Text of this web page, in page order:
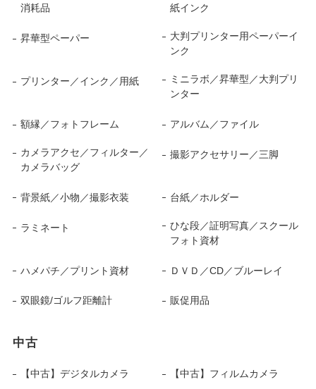
消耗品
紙インク
昇華型ペーパー
大判プリンター用ペーパーイ
ンク
プリンター／インク／用紙
ミニラボ／昇華型／大判プリ
ンター
額縁／フォトフレーム アルバム／ファイル
カメラアクセ／フィルター／
カメラバッグ
撮影アクセサリー／三脚
背景紙／小物／撮影衣装 台紙／ホルダー
ラミネート
ひな段／証明写真／スクール
フォト資材
ハメパチ／プリント資材 ＤＶＤ／CD／ブルーレイ
双眼鏡/ゴルフ距離計 販促用品
中古
【中古】デジタルカメラ 【中古】フィルムカメラ